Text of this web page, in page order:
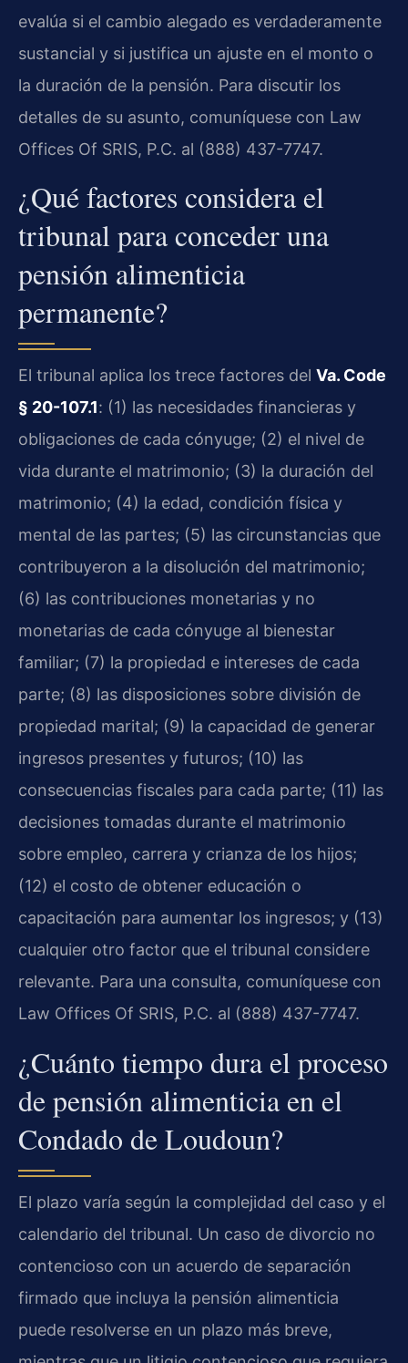
evalúa si el cambio alegado es verdaderamente
sustancial y si justifica un ajuste en el monto o
la duración de la pensión. Para discutir los
detalles de su asunto, comuníquese con Law
Offices Of SRIS, P.C. al (888) 437-7747.
¿Qué factores considera el
tribunal para conceder una
pensión alimenticia
permanente?
El tribunal aplica los trece factores del Va. Code
§ 20-107.1: (1) las necesidades financieras y
obligaciones de cada cónyuge; (2) el nivel de
vida durante el matrimonio; (3) la duración del
matrimonio; (4) la edad, condición física y
mental de las partes; (5) las circunstancias que
contribuyeron a la disolución del matrimonio;
(6) las contribuciones monetarias y no
monetarias de cada cónyuge al bienestar
familiar; (7) la propiedad e intereses de cada
parte; (8) las disposiciones sobre división de
propiedad marital; (9) la capacidad de generar
ingresos presentes y futuros; (10) las
consecuencias fiscales para cada parte; (11) las
decisiones tomadas durante el matrimonio
sobre empleo, carrera y crianza de los hijos;
(12) el costo de obtener educación o
capacitación para aumentar los ingresos; y (13)
cualquier otro factor que el tribunal considere
relevante. Para una consulta, comuníquese con
Law Offices Of SRIS, P.C. al (888) 437-7747.
¿Cuánto tiempo dura el proceso
de pensión alimenticia en el
Condado de Loudoun?
El plazo varía según la complejidad del caso y el
calendario del tribunal. Un caso de divorcio no
contencioso con un acuerdo de separación
firmado que incluya la pensión alimenticia
puede resolverse en un plazo más breve,